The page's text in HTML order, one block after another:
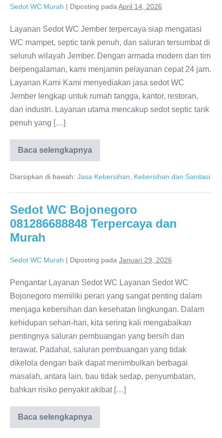
Sedot WC Murah | Diposting pada April 14, 2026
Layanan Sedot WC Jember terpercaya siap mengatasi
WC mampet, septic tank penuh, dan saluran tersumbat di
seluruh wilayah Jember. Dengan armada modern dan tim
berpengalaman, kami menjamin pelayanan cepat 24 jam.
Layanan Kami Kami menyediakan jasa sedot WC
Jember lengkap untuk rumah tangga, kantor, restoran,
dan industri. Layanan utama mencakup sedot septic tank
penuh yang […]
Baca selengkapnya
Sedot
WC
Profesional
Hubungi
Diarsipkan di bawah: Jasa Kebersihan Kebersihan dan Sanitasi
Sedot WC Bojonegoro
081286688848 Terpercaya dan
Murah
Sedot WC Murah | Diposting pada Januari 29, 2026
Pengantar Layanan Sedot WC Layanan Sedot WC
Bojonegoro memiliki peran yang sangat penting dalam
menjaga kebersihan dan kesehatan lingkungan. Dalam
kehidupan sehari-hari, kita sering kali mengabaikan
pentingnya saluran pembuangan yang bersih dan
terawat. Padahal, saluran pembuangan yang tidak
dikelola dengan baik dapat menimbulkan berbagai
masalah, antara lain, bau tidak sedap, penyumbatan,
bahkan risiko penyakit akibat […]
Baca selengkapnya
Sedot
WC